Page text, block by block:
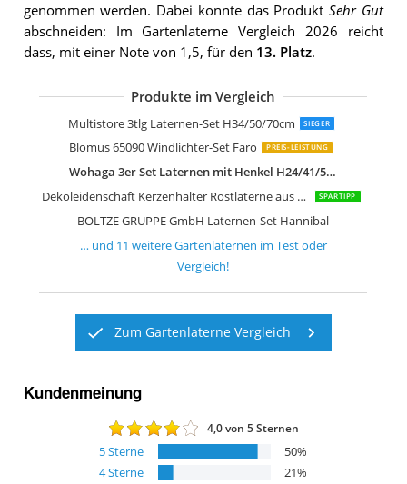
genommen werden. Dabei konnte das ProduktSehr Gut
abschneiden: Im Gartenlaterne Vergleich 2026 reicht
dass, mit einer Note von 1,5, für den 13. Platz.
Produkte im Vergleich
Multistore 3tlg Laternen-Set H34/50/70cm SIEGER
Blomus 65090 Windlichter-Set Faro PREIS-LEISTUNG
Wohaga 3er Set Laternen mit Henkel H24/41/55cm aus Metall Grau
Dekoleidenschaft Kerzenhalter Rostlaterne aus Metall
SPARTIPP
BOLTZE GRUPPE GmbH Laternen-Set Hannibal
SEVICO Laterne XL Set 3
NUPTIO Laternen Set Schwarz
NUPTIO Laterne Set Vintage
Dekovita 2er-Set Laterne in Schwarz
Annastore Laterne aus Bambus
… und 11 weitereGartenlaternen im Test oder
Vergleich!
Zum Gartenlaterne Vergleich
Kundenmeinung
4,0von 5 Sternen
5Sterne 50%
4Sterne 21%